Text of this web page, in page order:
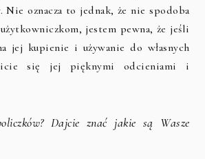
oznacza to jednak, że nie spodoba
jestem pewna, że jeśli
jej kupienie i używanie do własnych
się jej pięknymi odcieniami i
Dajcie znać jakie są Wasze